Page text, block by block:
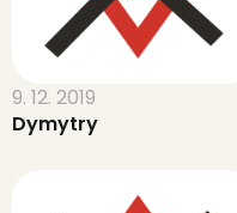
9. 12. 2019
Dymytry